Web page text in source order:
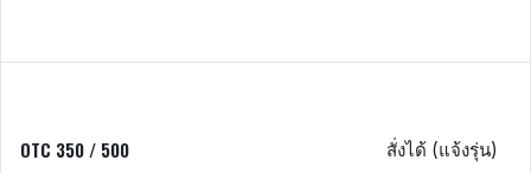
OTC 350 / 500 สั่งได้ (แจ้งรุ่น)